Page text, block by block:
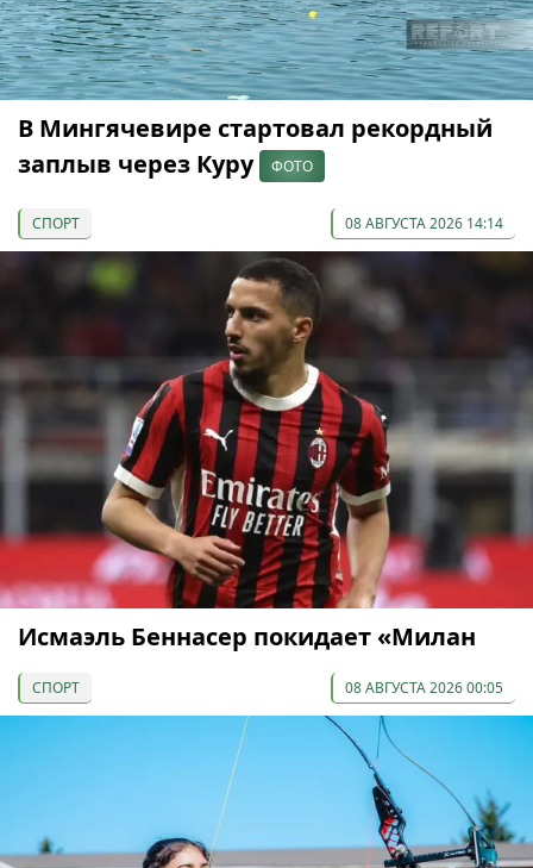
В Мингячевире стартовал рекордный
заплыв через Куру
ФОТО
СПОРТ 08 АВГУСТА 2026 14:14
Исмаэль Беннасер покидает «Милан
СПОРТ 08 АВГУСТА 2026 00:05